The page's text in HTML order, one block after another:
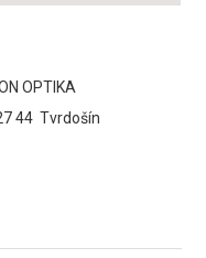
OPTIKA
44 Tvrdošín